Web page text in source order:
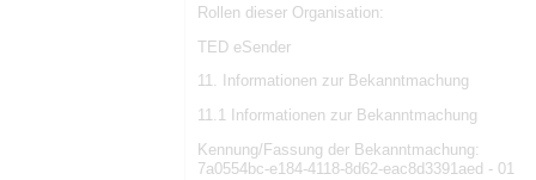
Rollen dieser Organisation:
TED eSender
11. Informationen zur Bekanntmachung
11.1 Informationen zur Bekanntmachung
Kennung/Fassung der Bekanntmachung:
7a0554bc-e184-4118-8d62-eac8d3391aed - 01